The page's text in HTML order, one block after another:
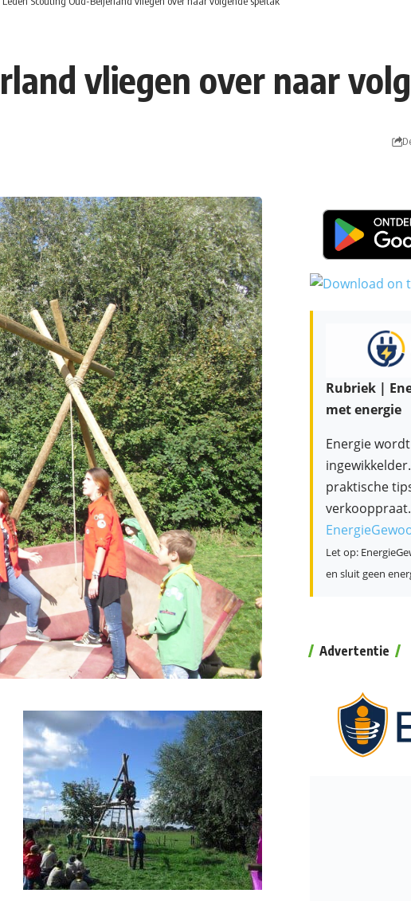
vliegen over naar
Rubriek |
met energie
Energie
praktische
verkooppraat.
Let op:
en sluit geen
Advertentie